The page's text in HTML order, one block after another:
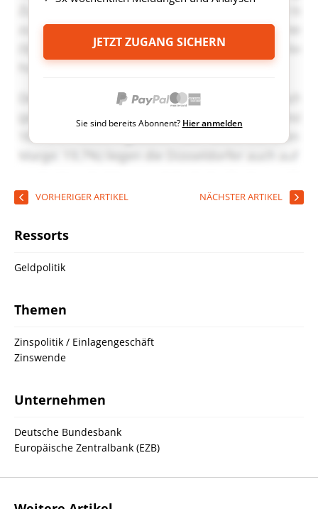
JETZT ZUGANG SICHERN
Sie sind bereits Abonnent? Hier anmelden
VORHERIGER ARTIKEL NÄCHSTER ARTIKEL
Ressorts
Geldpolitik
Themen
Zinspolitik / Einlagengeschäft
Zinswende
Unternehmen
Deutsche Bundesbank
Europäische Zentralbank (EZB)